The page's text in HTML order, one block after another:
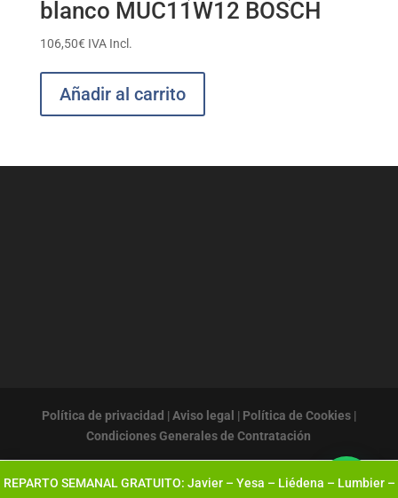
REPARTO SEMANAL GRATUITO: Javier – Yesa – Liédena – Lumbier –
blanco MUC11W12 BOSCH
106,50€ IVA Incl.
Añadir al carrito
Política de privacidad | Aviso legal | Política de Cookies|
Condiciones Generales de Contratación